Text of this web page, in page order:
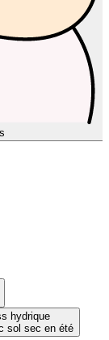
hydrique
sol sec en été